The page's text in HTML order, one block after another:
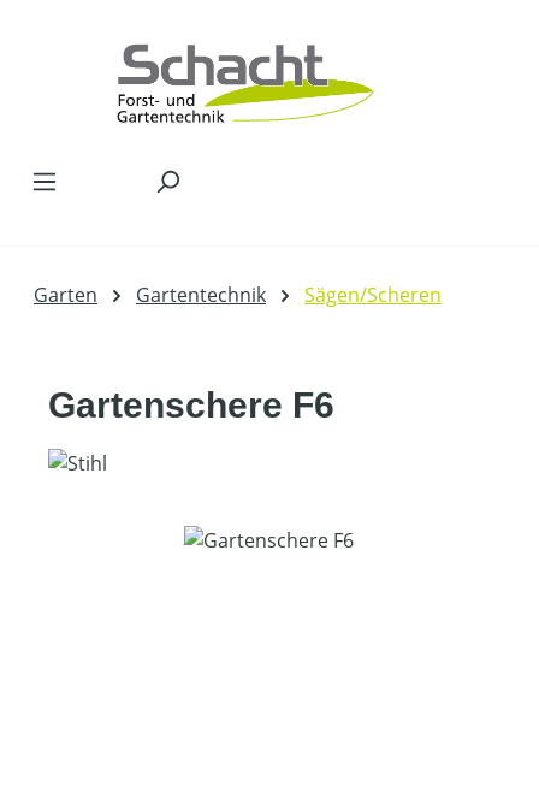
Garten Gartentechnik Sägen/Scheren
Gartenschere F6
Bildergalerie überspringen